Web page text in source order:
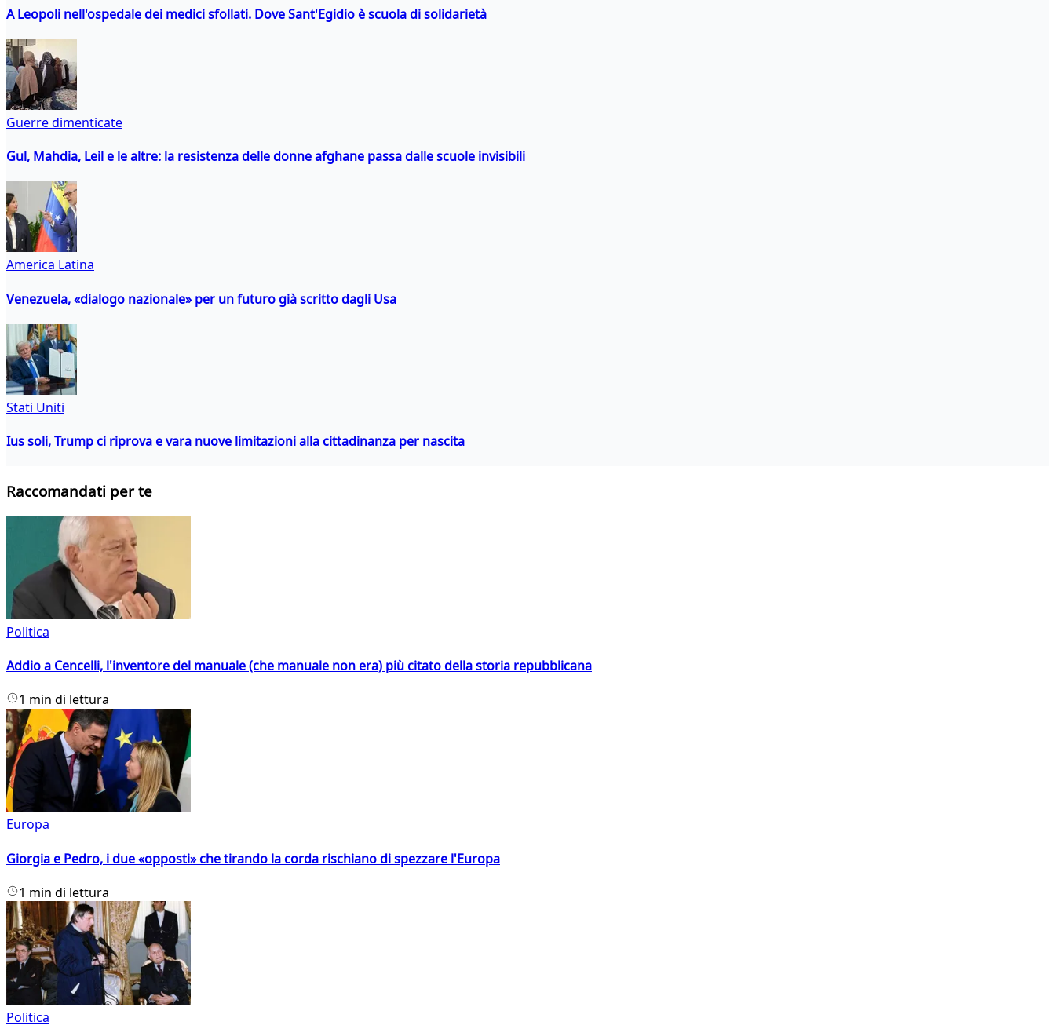
A Leopoli nell'ospedale dei medici sfollati. Dove Sant'Egidio è scuola di solidarietà
Guerre dimenticate
Gul, Mahdia, Leil e le altre: la resistenza delle donne afghane passa dalle scuole invisibili
America Latina
Venezuela, «dialogo nazionale» per un futuro già scritto dagli Usa
Stati Uniti
Ius soli, Trump ci riprova e vara nuove limitazioni alla cittadinanza per nascita
Raccomandati per te
Politica
Addio a Cencelli, l'inventore del manuale (che manuale non era) più citato della storia repubblicana
1 min di lettura
Europa
Giorgia e Pedro, i due «opposti» che tirando la corda rischiano di spezzare l'Europa
1 min di lettura
Politica